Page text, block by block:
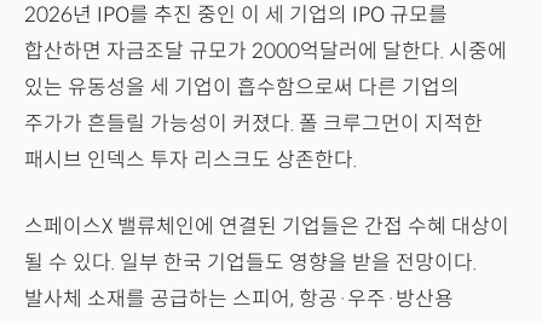
2026년 IPO를 추진 중인 이 세 기업의 IPO 규모를
합산하면 자금조달 규모가 2000억달러에 달한다. 시중에
있는 유동성을 세 기업이 흡수함으로써 다른 기업의
주가가 흔들릴 가능성이 커졌다. 폴 크루그먼이 지적한
패시브 인덱스 투자 리스크도 상존한다.
스페이스X 밸류체인에 연결된 기업들은 간접 수혜 대상이
될 수 있다. 일부 한국 기업들도 영향을 받을 전망이다.
발사체 소재를 공급하는 스피어, 항공·우주·방산용